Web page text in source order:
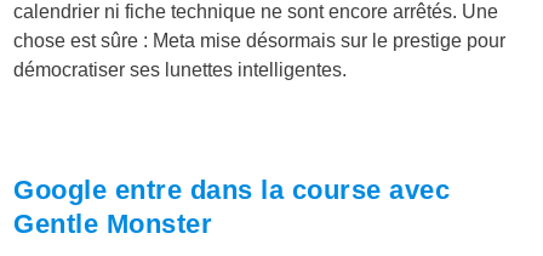
calendrier ni fiche technique ne sont encore arrêtés. Une
chose est sûre : Meta mise désormais sur le prestige pour
démocratiser ses lunettes intelligentes.
Google entre dans la course avec
Gentle Monster